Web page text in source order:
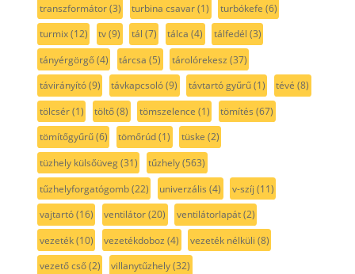
transzformátor(3) turbina csavar(1) turbókefe (6)
turmix(12) tv(9) tál (7) tálca (4) tálfedél (3)
tányérgörgő(4) tárcsa (5) tárolórekesz (37)
távirányító(9) távkapcsoló(9) távtartó gyűrű(1) tévé (8)
tölcsér(1) töltő(8) tömszelence (1) tömítés (67)
tömítőgyűrű(6) tömőrúd(1) tüske (2)
tüzhely külsőüveg(31) tűzhely(563)
tűzhelyforgatógomb(22) univerzális (4) v-szíj (11)
vajtartó(16) ventilátor(20) ventilátorlapát(2)
vezeték(10) vezetékdoboz (4) vezeték nélküli (8)
vezető cső(2) villanytűzhely(32)